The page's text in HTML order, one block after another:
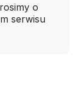
o
serwisu